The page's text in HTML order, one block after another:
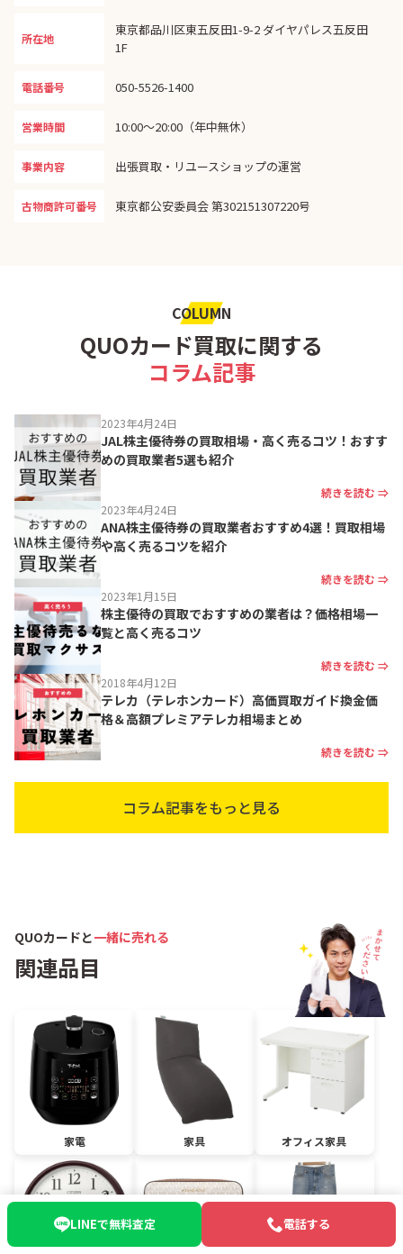
所在地
東京都品川区東五反田1-9-2 ダイヤパレス五反田
1F
電話番号 050-5526-1400
営業時間 10:00〜20:00（年中無休）
事業内容 出張買取・リユースショップの運営
古物商許可番号 東京都公安委員会 第302151307220号
COLUMN
QUOカード買取に関する
コラム記事
2023年4月24日
JAL株主優待券の買取相場・高く売るコツ！おすす
めの買取業者5選も紹介
続きを読む ⇒
2023年4月24日
ANA株主優待券の買取業者おすすめ4選！買取相場
や高く売るコツを紹介
続きを読む ⇒
2023年1月15日
株主優待の買取でおすすめの業者は？価格相場一
覧と高く売るコツ
続きを読む ⇒
2018年4月12日
テレカ（テレホンカード）高価買取ガイド換金価
格＆高額プレミアテレカ相場まとめ
続きを読む ⇒
コラム記事をもっと見る
QUOカードと一緒に売れる
関連品目
家電 家具 オフィス家具
電話する
LINEで無料査定